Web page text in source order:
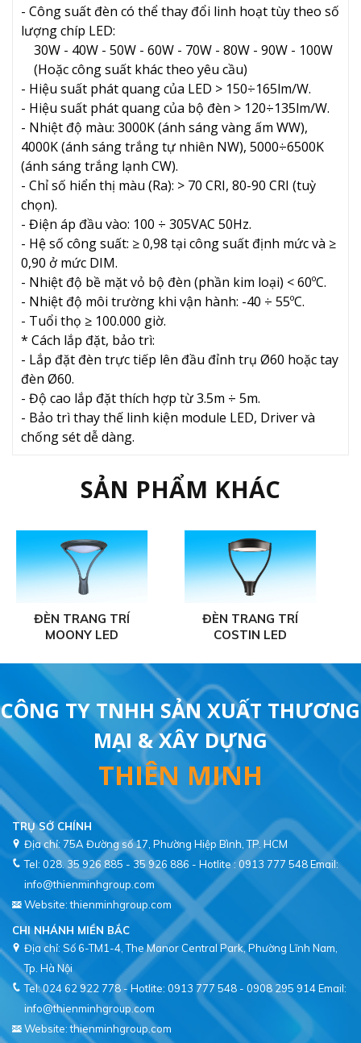
- Công suất đèn có thể thay đổi linh hoạt tùy theo số
lượng chíp LED:
30W - 40W - 50W - 60W - 70W - 80W - 90W - 100W
(Hoặc công suất khác theo yêu cầu)
- Hiệu suất phát quang của LED > 150÷165lm/W.
- Hiệu suất phát quang của bộ đèn > 120÷135lm/W.
- Nhiệt độ màu: 3000K (ánh sáng vàng ấm WW),
4000K (ánh sáng trắng tự nhiên NW), 5000÷6500K
(ánh sáng trắng lạnh CW).
- Chỉ số hiển thị màu (Ra): > 70 CRI, 80-90 CRI (tuỳ
chọn).
- Điện áp đầu vào: 100 ÷ 305VAC 50Hz.
- Hệ số công suất: ≥ 0,98 tại công suất định mức và ≥
0,90 ở mức DIM.
- Nhiệt độ bề mặt vỏ bộ đèn (phần kim loại) < 60ºC.
- Nhiệt độ môi trường khi vận hành: -40 ÷ 55ºC.
- Tuổi thọ ≥ 100.000 giờ.
* Cách lắp đặt, bảo trì:
- Lắp đặt đèn trực tiếp lên đầu đỉnh trụ Ø60 hoặc tay
đèn Ø60.
- Độ cao lắp đặt thích hợp từ 3.5m ÷ 5m.
- Bảo trì thay thế linh kiện module LED, Driver và
chống sét dễ dàng.
SẢN PHẨM KHÁC
ĐÈN TRANG TRÍ
MOONY LED
ĐÈN TRANG TRÍ
COSTIN LED
CÔNG TY TNHH SẢN XUẤT THƯƠNG
MẠI & XÂY DỰNG
THIÊN MINH
TRỤ SỞ CHÍNH
Địa chỉ: 75A Đường số 17, Phường Hiệp Bình, TP. HCM
Tel: 028. 35 926 885 - 35 926 886 - Hotlite : 0913 777 548Email:
info@thienminhgroup.com
Website: thienminhgroup.com
CHI NHÁNH MIỀN BẮC
Địa chỉ: Số 6-TM1-4, The Manor Central Park, Phường Lĩnh Nam,
Tel: 024 62 922 778 - Hotlite: 0913 777 548 - 0908 295 914Email:
info@thienminhgroup.com
Website: thienminhgroup.com